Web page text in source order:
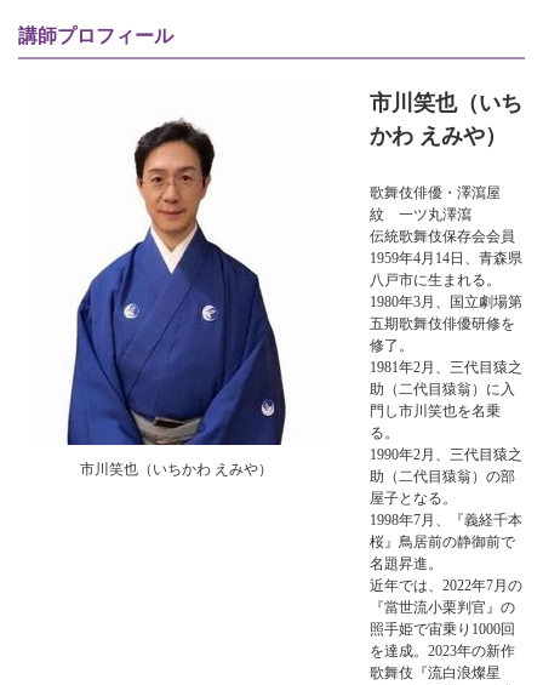
講師プロフィール
市川笑也（いちかわ えみや）
市川笑也（いち
かわ えみや）
歌舞伎俳優・澤瀉屋
紋 一ツ丸澤瀉
伝統歌舞伎保存会会員
1959年4月14日、青森県
八戸市に生まれる。
1980年3月、国立劇場第
五期歌舞伎俳優研修を
修了。
1981年2月、三代目猿之
助（二代目猿翁）に入
門し市川笑也を名乗
る。
1990年2月、三代目猿之
助（二代目猿翁）の部
屋子となる。
1998年7月、『義経千本
桜』鳥居前の静御前で
名題昇進。
近年では、2022年7月の
『當世流小栗判官』の
照手姫で宙乗り1000回
を達成。2023年の新作
歌舞伎『流白浪燦星